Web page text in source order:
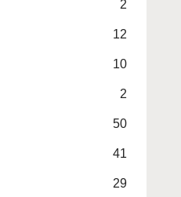
2
12
10
2
50
41
29